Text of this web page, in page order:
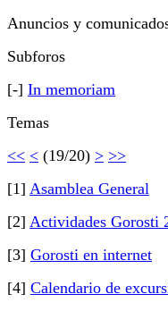
Anuncios y
Subforos
[-] In memoriam
Temas
<< < (19/20) > >>
[1] Asamblea General
[2] Actividades Gorosti
[3] Gorosti en internet
[4] Calendario de